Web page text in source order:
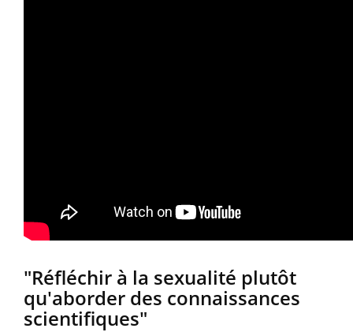
"Réfléchir à la sexualité plutôt
qu'aborder des connaissances
scientifiques"